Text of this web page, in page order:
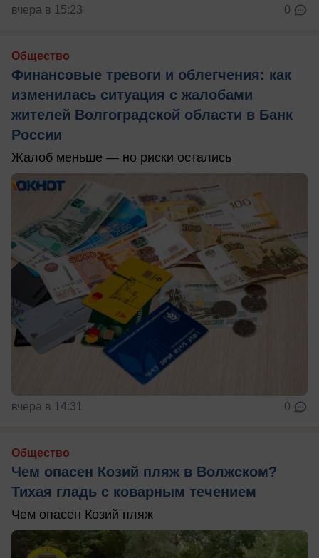
вчера в 15:23 0
Общество
Финансовые тревоги и облегчения: как
изменилась ситуация с жалобами
жителей Волгоградской области в Банк
России
Жалоб меньше — но риски остались
вчера в 14:31 0
Общество
Чем опасен Козий пляж в Волжском?
Тихая гладь с коварным течением
Чем опасен Козий пляж